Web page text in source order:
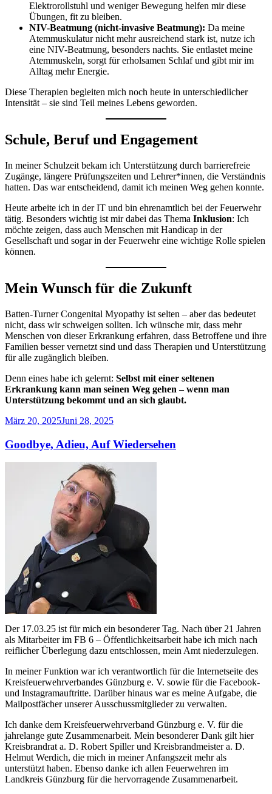
Elektrorollstuhl und weniger Bewegung helfen mir diese
Übungen, fit zu bleiben.
NIV-Beatmung (nicht-invasive Beatmung): Da meine
Atemmuskulatur nicht mehr ausreichend stark ist, nutze ich
eine NIV-Beatmung, besonders nachts. Sie entlastet meine
Atemmuskeln, sorgt für erholsamen Schlaf und gibt mir im
Alltag mehr Energie.
Diese Therapien begleiten mich noch heute in unterschiedlicher
Intensität – sie sind Teil meines Lebens geworden.
Schule, Beruf und Engagement
In meiner Schulzeit bekam ich Unterstützung durch barrierefreie
Zugänge, längere Prüfungszeiten und Lehrer*innen, die Verständnis
hatten. Das war entscheidend, damit ich meinen Weg gehen konnte.
Heute arbeite ich in der IT und bin ehrenamtlich bei der Feuerwehr
tätig. Besonders wichtig ist mir dabei das Thema Inklusion: Ich
möchte zeigen, dass auch Menschen mit Handicap in der
Gesellschaft und sogar in der Feuerwehr eine wichtige Rolle spielen
können.
Mein Wunsch für die Zukunft
Batten-Turner Congenital Myopathy ist selten – aber das bedeutet
nicht, dass wir schweigen sollten. Ich wünsche mir, dass mehr
Menschen von dieser Erkrankung erfahren, dass Betroffene und ihre
Familien besser vernetzt sind und dass Therapien und Unterstützung
für alle zugänglich bleiben.
Denn eines habe ich gelernt: Selbst mit einer seltenen
Erkrankung kann man seinen Weg gehen – wenn man
Unterstützung bekommt und an sich glaubt.
Veröffentlicht
März 20, 2025Juni 28, 2025
Goodbye, Adieu, Auf Wiedersehen
Der 17.03.25 ist für mich ein besonderer Tag. Nach über 21 Jahren
als Mitarbeiter im FB 6 – Öffentlichkeitsarbeit habe ich mich nach
reiflicher Überlegung dazu entschlossen, mein Amt niederzulegen.
In meiner Funktion war ich verantwortlich für die Internetseite des
Kreisfeuerwehrverbandes Günzburg e. V. sowie für die Facebook-
und Instagramauftritte. Darüber hinaus war es meine Aufgabe, die
Mailpostfächer unserer Ausschussmitglieder zu verwalten.
Ich danke dem Kreisfeuerwehrverband Günzburg e. V. für die
jahrelange gute Zusammenarbeit. Mein besonderer Dank gilt hier
Kreisbrandrat a. D. Robert Spiller und Kreisbrandmeister a. D.
Helmut Werdich, die mich in meiner Anfangszeit mehr als
unterstützt haben. Ebenso danke ich allen Feuerwehren im
Landkreis Günzburg für die hervorragende Zusammenarbeit.